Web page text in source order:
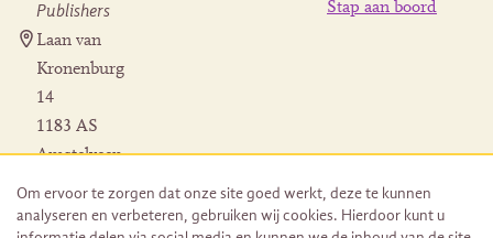
Publishers
Laan van
Kronenburg
14
1183 AS
Amstelveen
Herroeping
bestelling
Stap aan boord
Om ervoor te zorgen dat onze site goed werkt, deze te kunnen
analyseren en verbeteren, gebruiken wij cookies. Hierdoor kunt u